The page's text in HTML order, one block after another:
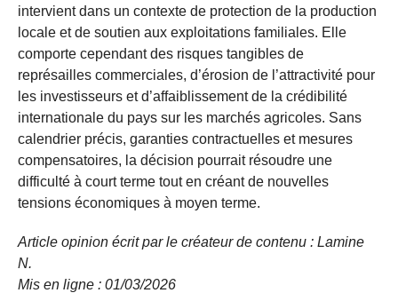
intervient dans un contexte de protection de la production
locale et de soutien aux exploitations familiales. Elle
comporte cependant des risques tangibles de
représailles commerciales, d’érosion de l’attractivité pour
les investisseurs et d’affaiblissement de la crédibilité
internationale du pays sur les marchés agricoles. Sans
calendrier précis, garanties contractuelles et mesures
compensatoires, la décision pourrait résoudre une
difficulté à court terme tout en créant de nouvelles
tensions économiques à moyen terme.
Article opinion écrit par le créateur de contenu : Lamine
N.
Mis en ligne : 01/03/2026